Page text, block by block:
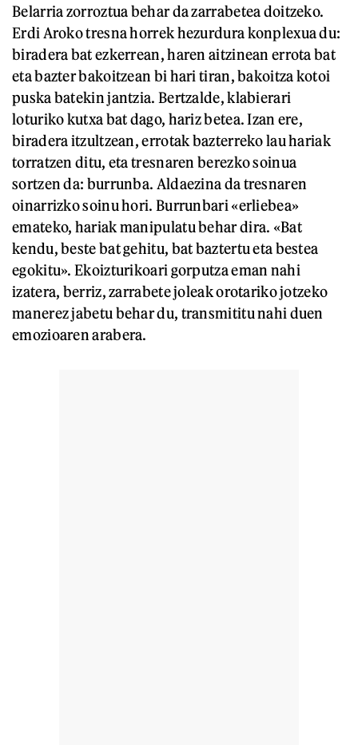
Belarria zorroztua behar da zarrabetea doitzeko.
Erdi Aroko tresna horrek hezurdura konplexua du:
biradera bat ezkerrean, haren aitzinean errota bat
eta bazter bakoitzean bi hari tiran, bakoitza kotoi
puska batekin jantzia. Bertzalde, klabierari
loturiko kutxa bat dago, hariz betea. Izan ere,
biradera itzultzean, errotak bazterreko lau hariak
torratzen ditu, eta tresnaren berezko soinua
sortzen da: burrunba. Aldaezina da tresnaren
oinarrizko soinu hori. Burrunbari «erliebea»
emateko, hariak manipulatu behar dira. «Bat
kendu, beste bat gehitu, bat baztertu eta bestea
egokitu». Ekoizturikoari gorputza eman nahi
izatera, berriz, zarrabete joleak orotariko jotzeko
manerez jabetu behar du, transmititu nahi duen
emozioaren arabera.